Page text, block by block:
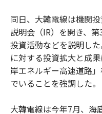
同日、大韓電線は機関
説明会（IR）を開き、
投資活動などを説明し
に対する投資拡大と成
岸エネルギー高速道路
でいることを強調した。
大韓電線は今年7月、海